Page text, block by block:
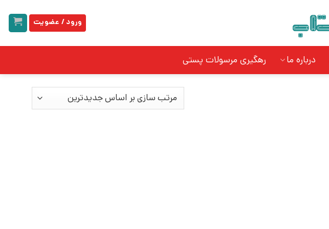
ورود / عضویت
درباره ما رهگیری مرسولات پستی